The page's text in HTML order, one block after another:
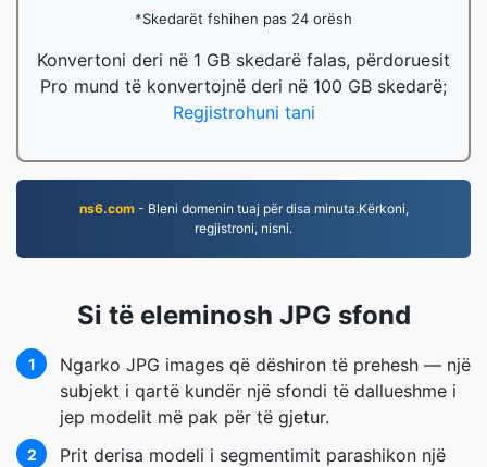
*Skedarët fshihen pas 24 orësh
Konvertoni deri në 1 GB skedarë falas, përdoruesit
Pro mund të konvertojnë deri në 100 GB skedarë;
Regjistrohuni tani
ns6.com- Bleni domenin tuaj për disa minuta.Kërkoni,
regjistroni, nisni.
Si të eleminosh JPG sfond
1
Ngarko JPG images që dëshiron të prehesh — një
subjekt i qartë kundër një sfondi të dallueshme i
jep modelit më pak për të gjetur.
2
Prit derisa modeli i segmentimit parashikon një